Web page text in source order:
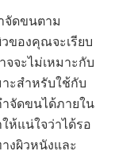
จัดขนตาม
ของคุณจะเรียบ
จะไม่เหมาะกับ
ะสำหรับใช้กับ
จัดขนได้ภายใน
ห้แน่ใจว่าได้รอ
งผิวหนังและ